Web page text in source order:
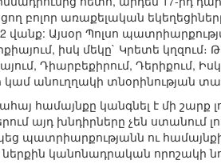
բոլոր առաքելական
վանք: Այսօր Պոլսո
իսկ մեկը` Կրետե
Դիարբեքիրում, Դերիքում,
անուղղակի տնօրինության
համայնքը կանգնել է մի
այդ խնդիրները չեն ստանում
պատրիարքությանն ու
ներքին կանոնադրական որոշակի